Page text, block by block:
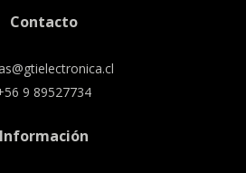
Contacto
9 89527734
Información